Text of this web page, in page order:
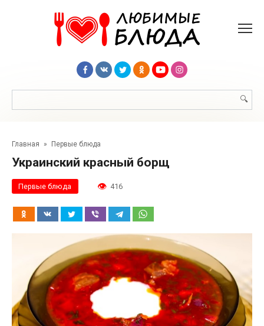
Главная » Первые блюда
Украинский красный борщ
Первые блюда 416